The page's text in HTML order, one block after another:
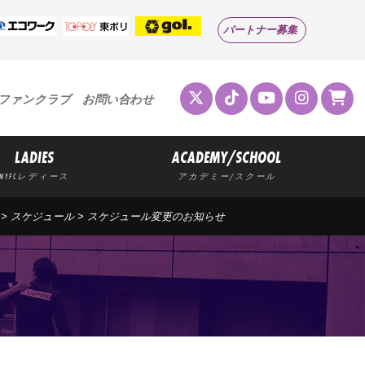
パートナー募集
ァンクラブ お問い合わせ
LADIES
レディース
ACADEMY/SCHOOL
アカデミー/スクール
スケジュール> スケジュール変更のお知らせ